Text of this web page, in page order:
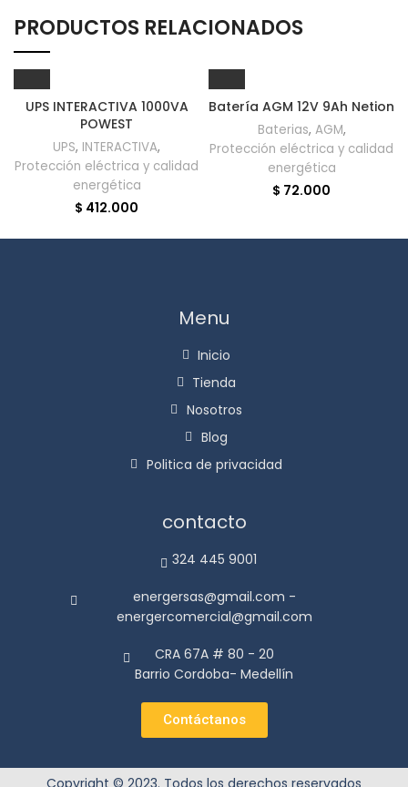
PRODUCTOS RELACIONADOS
UPS INTERACTIVA 1000VA
POWEST
UPS, INTERACTIVA,
Protección eléctrica y calidad
energética
$ 412.000
Batería AGM 12V 9Ah Netion
Baterias, AGM,
Protección eléctrica y calidad
energética
$ 72.000
Menu
Inicio
Tienda
Nosotros
Blog
Politica de privacidad
contacto
324 445 9001
energersas@gmail.com -
energercomercial@gmail.com
CRA 67A # 80 - 20
Barrio Cordoba- Medellín
Contáctanos